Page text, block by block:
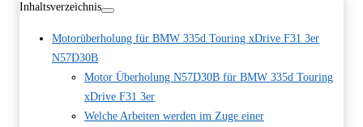
Inhaltsverzeichnis
Motorüberholung für BMW 335d Touring xDrive F31 3er
N57D30B
Motor Überholung N57D30B für BMW 335d Touring
xDrive F31 3er
Welche Arbeiten werden im Zuge einer